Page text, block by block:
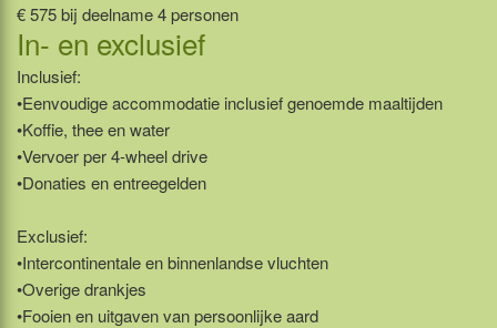
€ 575 bij deelname 4 personen
In- en exclusief
Inclusief:
•Eenvoudige accommodatie inclusief genoemde maaltijden
•Koffie, thee en water
•Vervoer per 4-wheel drive
•Donaties en entreegelden
Exclusief:
•Intercontinentale en binnenlandse vluchten
•Overige drankjes
•Fooien en uitgaven van persoonlijke aard